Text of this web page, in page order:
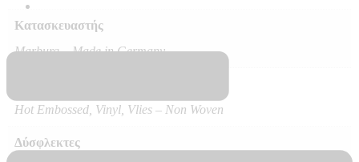
Κατασκευαστής
Marburg – Made in Germany
Hot Embossed, Vinyl, Vlies – Non Woven
Δύσφλεκτες